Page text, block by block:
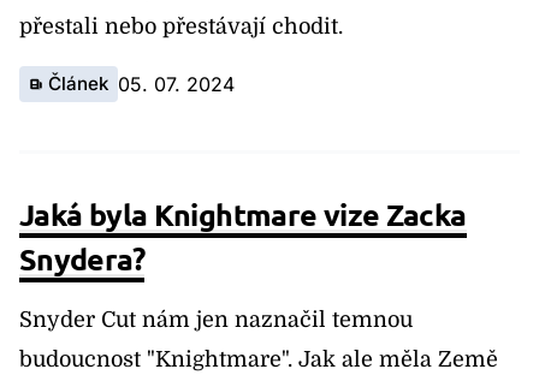
přestali nebo přestávají chodit.
Článek 05. 07. 2024
Jaká byla Knightmare vize Zacka
Snydera?
Snyder Cut nám jen naznačil temnou
budoucnost "Knightmare". Jak ale měla Země